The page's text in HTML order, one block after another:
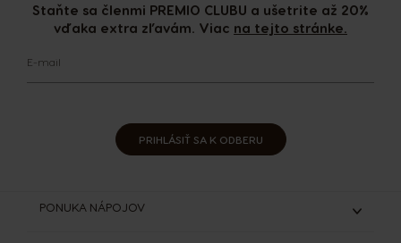
Staňte sa členmi PREMIO CLUBU a ušetrite až 20%
vďaka extra zľavám. Viac na tejto stránke.
E-mail
PRIHLÁSIŤ SA K ODBERU
PONUKA NÁPOJOV